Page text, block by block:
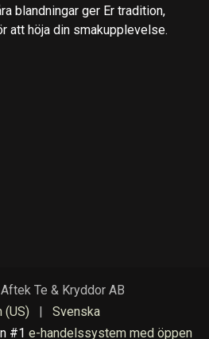
blandningar ger Er tradition,
att höja din smakupplevelse.
Te & Kryddor AB
(US)
|
Svenska
#1e-handelssystem med öppen